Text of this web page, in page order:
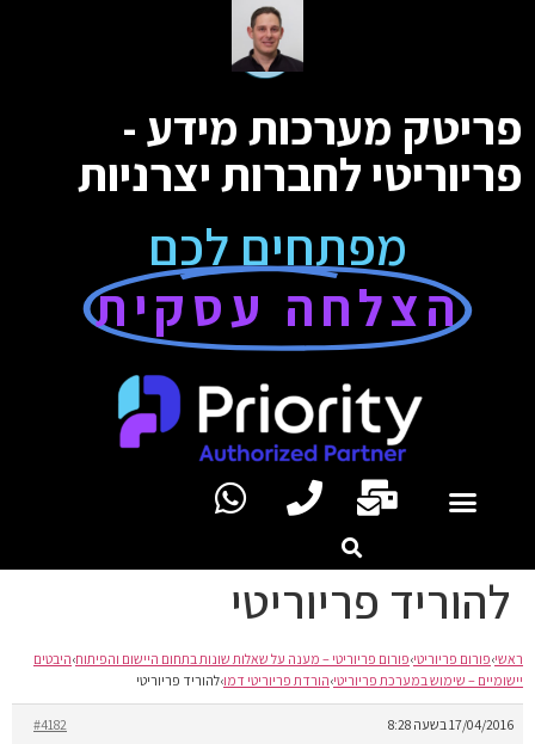
פריטק מערכות מידע -
פריוריטי לחברות יצרניות
מפתחים לכם
הצלחה עסקית
להוריד פריוריטי
ראשי›פורום פריוריטי›פורום פריוריטי – מענה על שאלות שונות בתחום היישום והפיתוח›היבטים
יישומיים – שימוש במערכת פריוריטי›הורדת פריוריטי דמו›להוריד פריוריטי
17/04/2016 בשעה 8:28
#4182